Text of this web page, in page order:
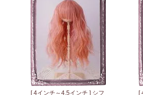
[ 4インチ～4.5インチ ] シフ
[